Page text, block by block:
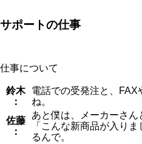
サポートの仕事
仕事について
鈴木
：
電話での受発注と、FAX
ね。
佐藤
：
あと僕は、メーカーさん
「こんな新商品が入り
るんで。